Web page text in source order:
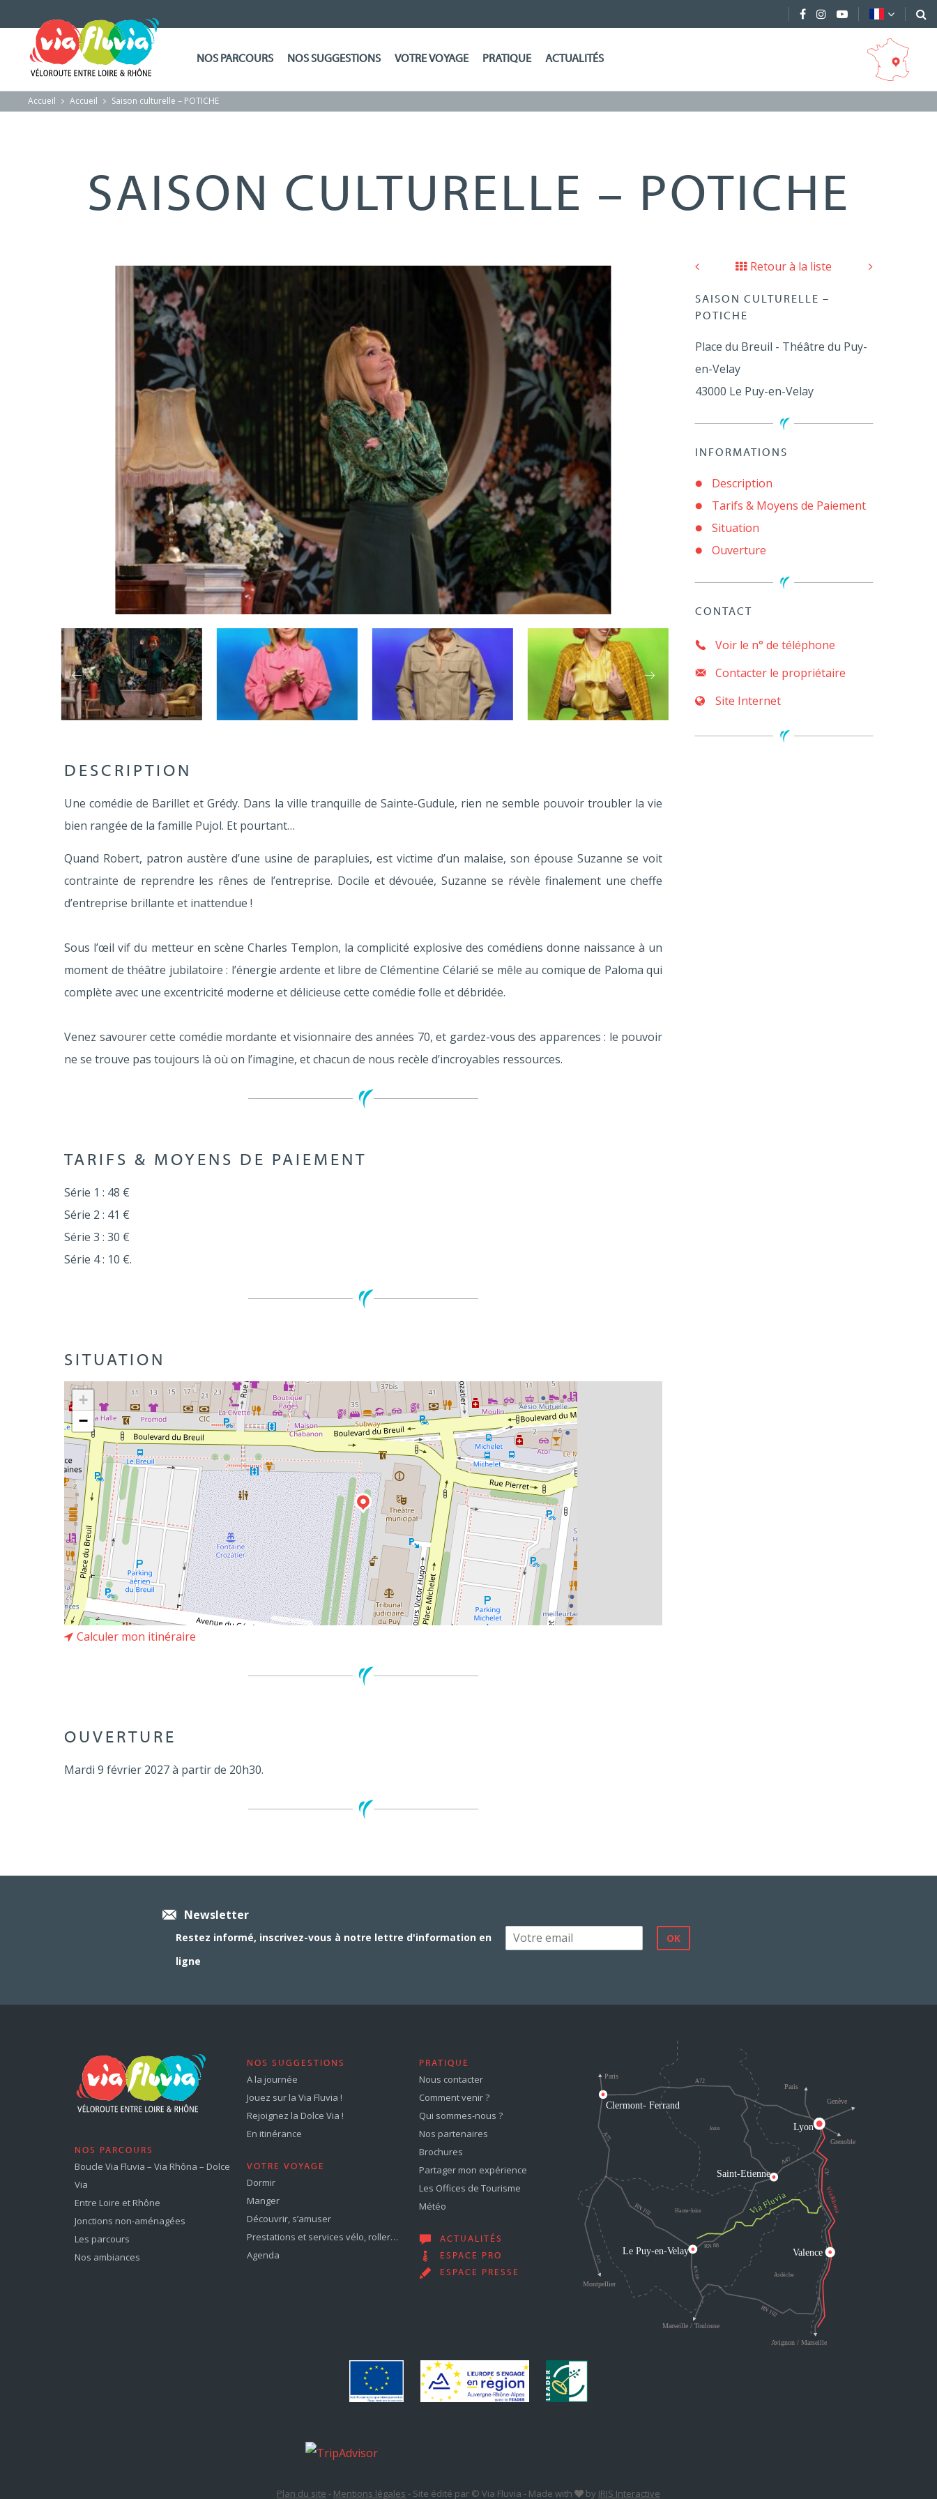
NOS PARCOURS NOS SUGGESTIONS VOTRE VOYAGE PRATIQUE ACTUALITÉS
Accueil Accueil Saison culturelle – POTICHE
SAISON CULTURELLE – POTICHE
DESCRIPTION
Une comédie de Barillet et Grédy. Dans la ville tranquille de Sainte-Gudule, rien ne semble pouvoir troubler la vie
bien rangée de la famille Pujol. Et pourtant…
Quand Robert, patron austère d’une usine de parapluies, est victime d’un malaise, son épouse Suzanne se voit
contrainte de reprendre les rênes de l’entreprise. Docile et dévouée, Suzanne se révèle finalement une cheffe
d’entreprise brillante et inattendue !
Sous l’œil vif du metteur en scène Charles Templon, la complicité explosive des comédiens donne naissance à un
moment de théâtre jubilatoire : l’énergie ardente et libre de Clémentine Célarié se mêle au comique de Paloma qui
complète avec une excentricité moderne et délicieuse cette comédie folle et débridée.
Venez savourer cette comédie mordante et visionnaire des années 70, et gardez-vous des apparences : le pouvoir
ne se trouve pas toujours là où on l’imagine, et chacun de nous recèle d’incroyables ressources.
TARIFS & MOYENS DE PAIEMENT
Série 1 : 48 €
Série 2 : 41 €
Série 3 : 30 €
Série 4 : 10 €.
SITUATION
+
−
Calculer mon itinéraire
OUVERTURE
Mardi 9 février 2027 à partir de 20h30.
Retour à la liste
SAISON CULTURELLE –
POTICHE
Place du Breuil - Théâtre du Puy-
en-Velay
43000 Le Puy-en-Velay
INFORMATIONS
Description
Tarifs & Moyens de Paiement
Situation
Ouverture
CONTACT
Voir le n° de téléphone
Contacter le propriétaire
Site Internet
Newsletter
Restez informé, inscrivez-vous à notre lettre d'information en
ligne
NOS PARCOURS
Boucle Via Fluvia – Via Rhôna – Dolce
Via
Entre Loire et Rhône
Jonctions non-aménagées
Les parcours
Nos ambiances
NOS SUGGESTIONS
A la journée
Jouez sur la Via Fluvia !
Rejoignez la Dolce Via !
En itinérance
VOTRE VOYAGE
Dormir
Manger
Découvrir, s’amuser
Prestations et services vélo, roller…
Agenda
PRATIQUE
Nous contacter
Comment venir ?
Qui sommes-nous ?
Nos partenaires
Brochures
Partager mon expérience
Les Offices de Tourisme
Météo
ACTUALITÉS
ESPACE PRO
ESPACE PRESSE
Plan du site - Mentions légales - Site édité par © Via Fluvia - Made with by IRIS Interactive